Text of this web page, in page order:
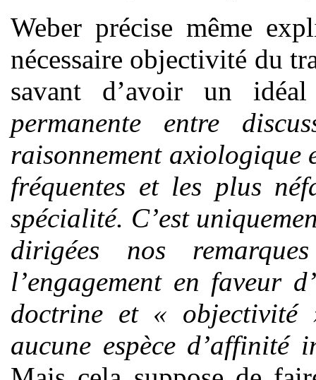
Weber précise même
nécessaire objectivité du
savant d’avoir un
permanente entre
raisonnement axiologique
fréquentes et les plus
spécialité. C’est
dirigées nos
l’engagement en faveur
doctrine et « objectivité
aucune espèce d’affinité